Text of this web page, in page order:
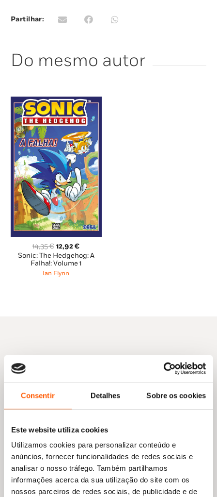
Consentir Detalhes Sobre os cookies
Este website utiliza cookies
Utilizamos cookies para personalizar conteúdo e
anúncios, fornecer funcionalidades de redes sociais e
analisar o nosso tráfego. Também partilhamos
informações acerca da sua utilização do site com os
nossos parceiros de redes sociais, de publicidade e de
Partilhar:
Do mesmo autor
14,35€ O
preço
original
era:
12,92€O
preço
atual
Sonic: The Hedgehog: A
Falha!: Volume 1
Ian Flynn
Outras sugestões